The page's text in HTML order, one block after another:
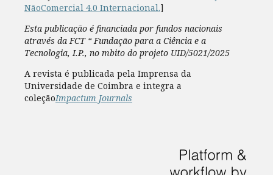
NãoComercial 4.0 Internacional.]
Esta publicação é financiada por fundos nacionais
através da FCT “ Fundação para a Ciência e a
Tecnologia, I.P., no mbito do projeto UID/5021/2025
A revista é publicada pela Imprensa da
Universidade de Coimbra e integra a
coleçãoImpactum Journals